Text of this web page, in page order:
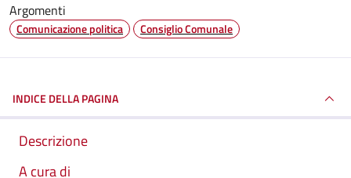
Argomenti
Comunicazione politica Consiglio Comunale
INDICE DELLA PAGINA
Descrizione
A cura di